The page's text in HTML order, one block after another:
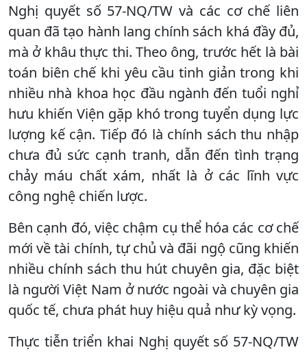
Nghị quyết số 57-NQ/TW và các cơ chế liên
quan đã tạo hành lang chính sách khá đầy đủ,
mà ở khâu thực thi. Theo ông, trước hết là bài
toán biên chế khi yêu cầu tinh giản trong khi
nhiều nhà khoa học đầu ngành đến tuổi nghỉ
hưu khiến Viện gặp khó trong tuyển dụng lực
lượng kế cận. Tiếp đó là chính sách thu nhập
chưa đủ sức cạnh tranh, dẫn đến tình trạng
chảy máu chất xám, nhất là ở các lĩnh vực
công nghệ chiến lược.
Bên cạnh đó, việc chậm cụ thể hóa các cơ chế
mới về tài chính, tự chủ và đãi ngộ cũng khiến
nhiều chính sách thu hút chuyên gia, đặc biệt
là người Việt Nam ở nước ngoài và chuyên gia
quốc tế, chưa phát huy hiệu quả như kỳ vọng.
Thực tiễn triển khai Nghị quyết số 57-NQ/TW